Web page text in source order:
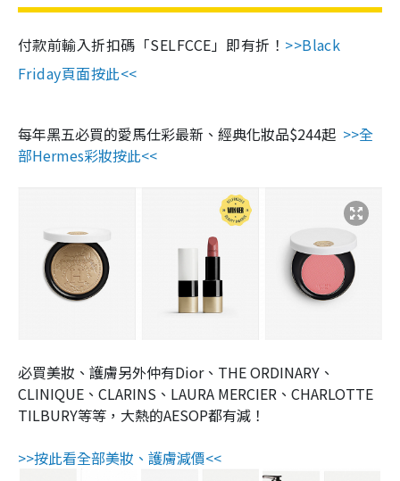
付款前輸入折扣碼「SELFCCE」即有折！ >>Black
Friday頁面按此<<
每年黑五必買的愛馬仕彩最新、經典化妝品$244起 >>全
部Hermes彩妝按此<<
必買美妝、護膚另外仲有Dior、THE ORDINARY、
CLINIQUE、CLARINS、LAURA MERCIER、CHARLOTTE
TILBURY等等，大熱的AESOP都有減！
>>按此看全部美妝、護膚減價<<